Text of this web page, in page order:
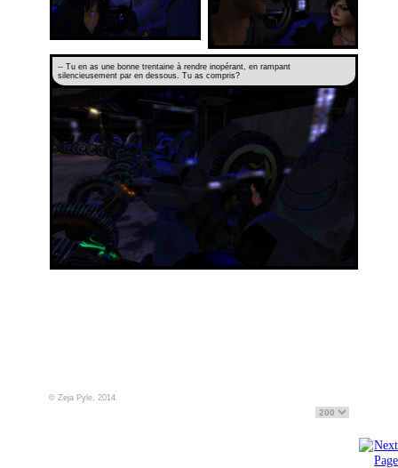
-- Tu en as une bonne trentaine à rendre inopérant, en rampant
silencieusement par en dessous. Tu as compris?
© Zeja Pyle, 2014.